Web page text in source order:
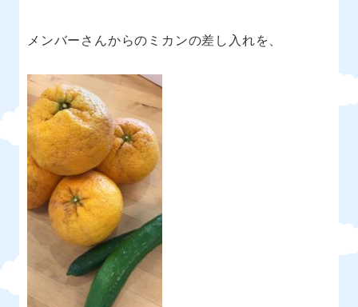
メンバーさんからのミカンの差し入れを、